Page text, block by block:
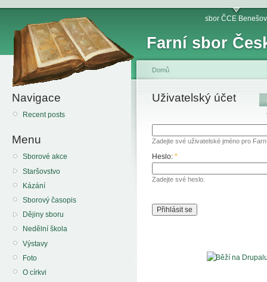
Farní sbor
sbor ČCE Benešov
Navigace
Recent posts
Menu
Sborové akce
Staršovstvo
Kázání
Sborový časopis
Dějiny sboru
Nedělní škola
Výstavy
Foto
O církvi
Domů
Uživatelský účet
Zadejte své uživatelské jméno pro
Heslo: *
Zadejte své heslo.